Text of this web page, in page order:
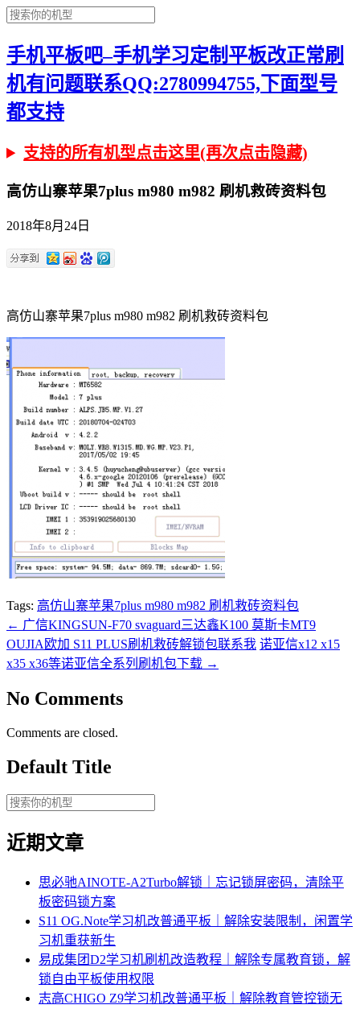
手机平板吧–手机学习定制平板改正常刷
机有问题联系QQ:2780994755,下面型号
都支持
支持的所有机型点击这里(再次点击隐藏)
高仿山寨苹果7plus m980 m982 刷机救砖资料包
2018年8月24日
高仿山寨苹果7plus m980 m982 刷机救砖资料包
Tags: 高仿山寨苹果7plus m980 m982 刷机救砖资料包
← 广信KINGSUN-F70 svaguard三达鑫K100 莫斯卡MT9
OUJIA欧加 S11 PLUS刷机救砖解锁包联系我 诺亚信x12 x15
x35 x36等诺亚信全系列刷机包下载 →
No Comments
Comments are closed.
Default Title
近期文章
思必驰AINOTE‑A2Turbo解锁｜忘记锁屏密码，清除平
板密码锁方案
S11 OG.Note学习机改普通平板｜解除安装限制，闲置学
习机重获新生
易成集团D2学习机刷机改造教程｜解除专属教育锁，解
锁自由平板使用权限
志高CHIGO Z9学习机改普通平板｜解除教育管控锁无